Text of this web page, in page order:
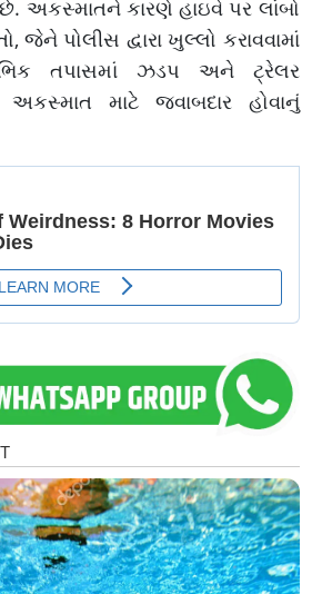
અકસ્માતને કારણે હાઇવે પર લાંબો
જેને પોલીસ દ્વારા ખુલ્લો કરાવવામાં
તપાસમાં ઝડપ અને ટ્રેલર
અકસ્માત માટે જવાબદાર હોવાનું